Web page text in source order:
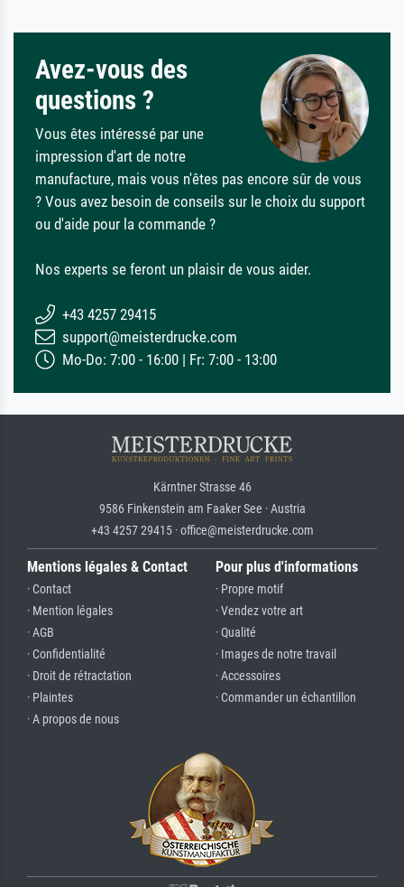
Avez-vous des
questions ?
Vous êtes intéressé par une
impression d'art de notre
manufacture, mais vous n'êtes pas encore sûr de vous
? Vous avez besoin de conseils sur le choix du support
ou d'aide pour la commande ?
Nos experts se feront un plaisir de vous aider.
+43 4257 29415
support@meisterdrucke.com
Mo-Do: 7:00 - 16:00 | Fr: 7:00 - 13:00
Kärntner Strasse 46
9586 Finkenstein am Faaker See · Austria
+43 4257 29415 · office@meisterdrucke.com
Mentions légales & Contact
· Contact
· Mention légales
· AGB
· Confidentialité
· Droit de rétractation
· Plaintes
· A propos de nous
Pour plus d'informations
· Propre motif
· Vendez votre art
· Qualité
· Images de notre travail
· Accessoires
· Commander un échantillon